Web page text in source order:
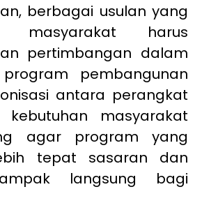
berbagai usulan yang
masyarakat harus
pertimbangan dalam
pembangunan
antara perangkat
masyarakat
agar program yang
tepat sasaran dan
langsung bagi